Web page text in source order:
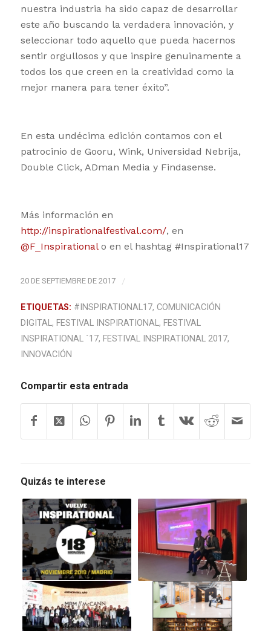
nuestra industria ha sido capaz de desarrollar
este año buscando la verdadera innovación, y
seleccionar todo aquello que pueda hacernos
sentir orgullosos y que inspire genuinamente a
todos los que creen en la creatividad como la
mejor manera para tener éxito”.
En esta undécima edición contamos con el
patrocinio de Gooru, Wink, Universidad Nebrija,
Double Click, ADman Media y Findasense.
Más información en
http://inspirationalfestival.com/, en
@F_Inspirationalo en el hashtag #Inspirational17
20 DE SEPTIEMBRE DE 2017 /
ETIQUETAS: #INSPIRATIONAL17, COMUNICACIÓN
DIGITAL, FESTIVAL INSPIRATIONAL, FESTIVAL
INSPIRATIONAL ´17, FESTIVAL INSPIRATIONAL 2017,
INNOVACIÓN
Compartir esta entrada
Quizás te interese